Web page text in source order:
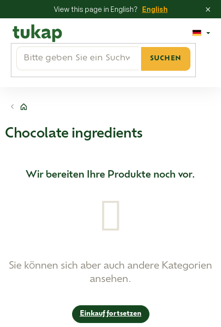
View this page in English? English ×
Inhalt
springen
SUCHEN
Startseite
Chocolate ingredients
Wir bereiten Ihre Produkte noch vor.
Sie können sich aber auch andere Kategorien
ansehen.
Einkauf fortsetzen